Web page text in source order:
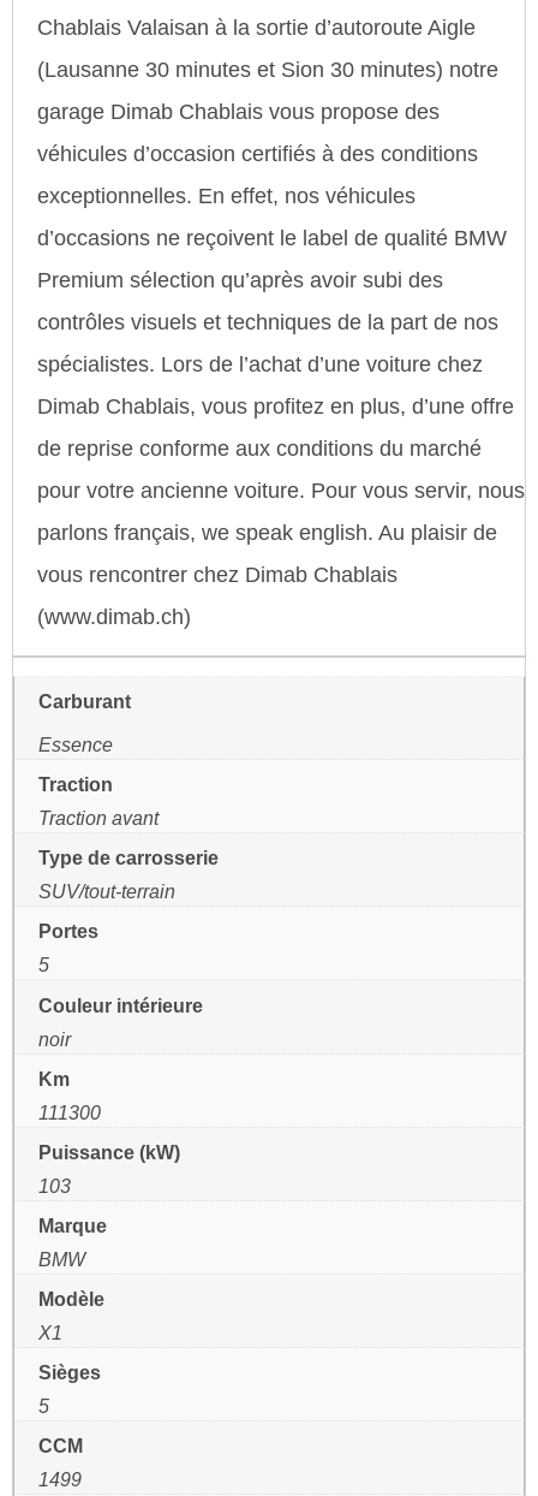
Chablais Valaisan à la sortie d’autoroute Aigle
(Lausanne 30 minutes et Sion 30 minutes) notre
garage Dimab Chablais vous propose des
véhicules d’occasion certifiés à des conditions
exceptionnelles. En effet, nos véhicules
d’occasions ne reçoivent le label de qualité BMW
Premium sélection qu’après avoir subi des
contrôles visuels et techniques de la part de nos
spécialistes. Lors de l’achat d’une voiture chez
Dimab Chablais, vous profitez en plus, d’une offre
de reprise conforme aux conditions du marché
pour votre ancienne voiture. Pour vous servir, nous
parlons français, we speak english. Au plaisir de
vous rencontrer chez Dimab Chablais
(www.dimab.ch)
Carburant
Essence
Traction
Traction avant
Type de carrosserie
SUV/tout-terrain
Portes
5
Couleur intérieure
noir
Km
111300
Puissance (kW)
103
Marque
BMW
Modèle
X1
Sièges
5
CCM
1499